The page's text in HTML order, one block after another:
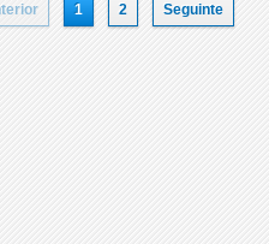
1 2 Seguinte